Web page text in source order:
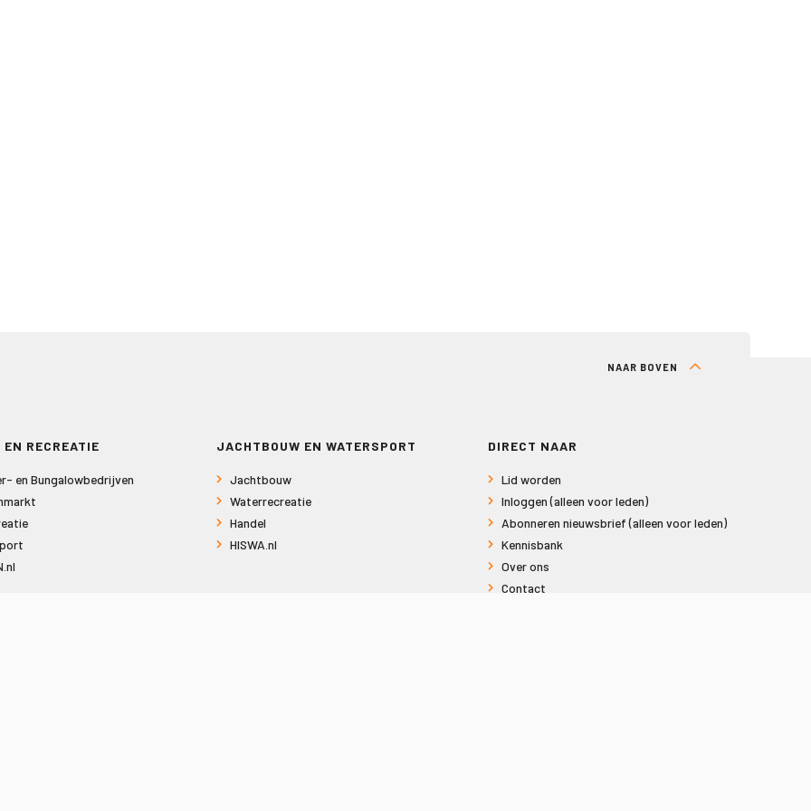
NAAR BOVEN
EN RECREATIE
en Bungalowbedrijven
JACHTBOUW EN WATERSPORT
Jachtbouw
Waterrecreatie
Handel
HISWA.nl
DIRECT NAAR
Lid worden
Inloggen (alleen voor leden)
Abonneren nieuwsbrief (alleen voor leden)
Kennisbank
Over ons
Contact